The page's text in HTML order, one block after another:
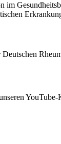
im
YouTube-